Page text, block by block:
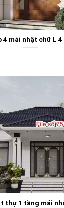
4 mái nhật chữ L
thự 1 tầng mái